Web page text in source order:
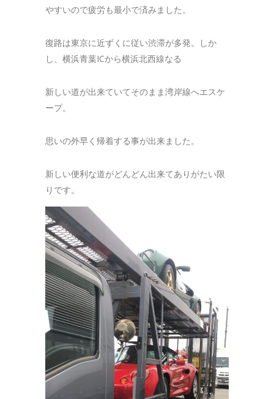
やすいので疲労も最小で済みました。
復路は東京に近ずくに従い渋滞が多発。しか
し、横浜青葉ICから横浜北西線なる
新しい道が出来ていてそのまま湾岸線へエスケ
ープ。
思いの外早く帰着する事が出来ました。
新しい便利な道がどんどん出来てありがたい限
りです。